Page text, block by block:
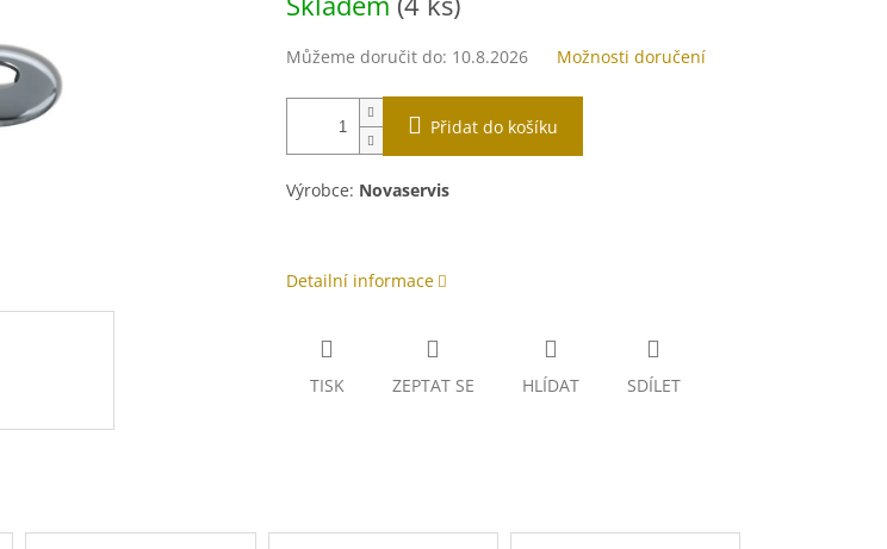
cena:
Můžeme doručit do: 10.8.2026 Možnosti doručení
Přidat do košíku
Výrobce: Novaservis
Detailní informace
TISK ZEPTAT SE HLÍDAT SDÍLET